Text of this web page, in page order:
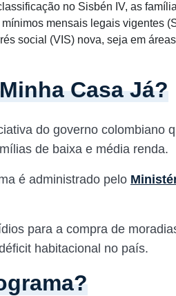
no Sisbén IV, as
mensais legais vigentes
social (VIS) nova, seja em
Casa Já?
do governo colombiano
de baixa e média renda.
é administrado pelo
para a compra de
habitacional no país.